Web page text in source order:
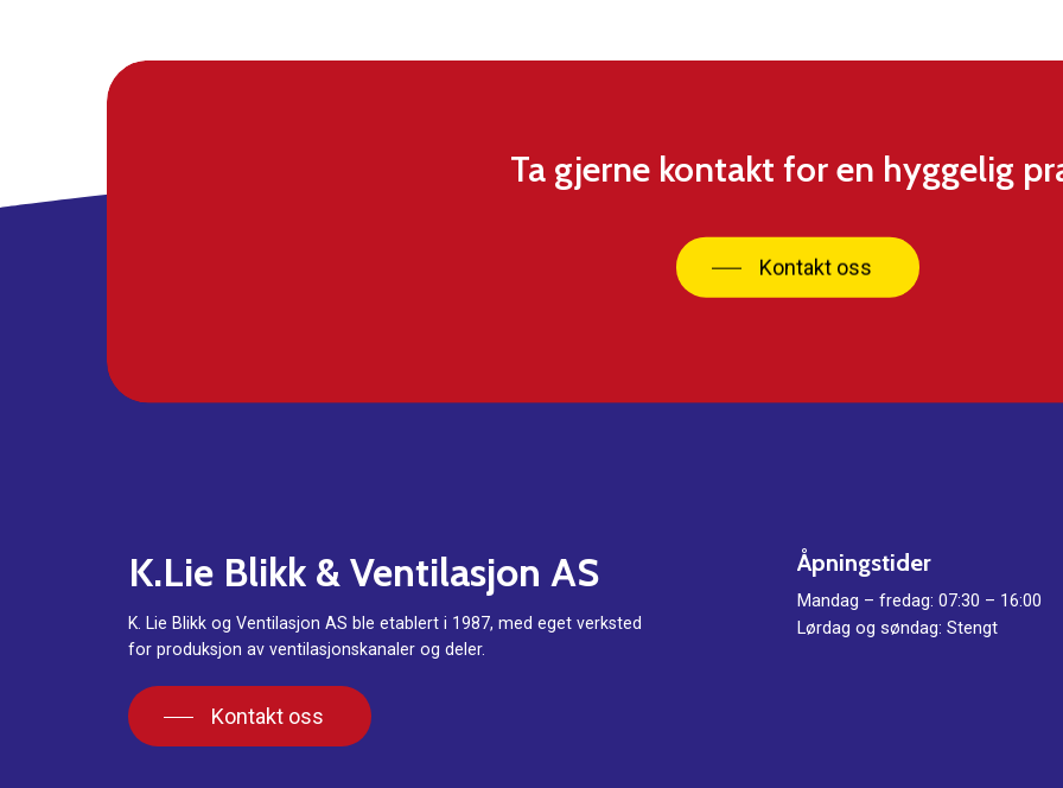
Ta gjerne kontakt for en hyggelig
Kontakt oss
K.Lie Blikk & Ventilasjon AS
K. Lie Blikk og Ventilasjon AS ble etablert i 1987, med eget verksted
for produksjon av ventilasjonskanaler og deler.
Kontakt oss
Åpningstider
Mandag – fredag: 07:30 – 16:00
Lørdag og søndag: Stengt